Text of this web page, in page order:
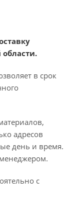
в срок
адресов
день и время.
с